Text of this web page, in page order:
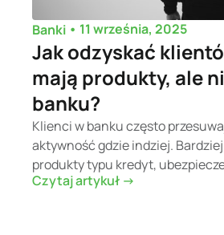
Banki • 11 września, 2025
Jak odzyskać
mają produkty, ale
banku?
Klienci w banku często
aktywność gdzie indziej.
produkty typu kredyt,
Czytaj artykuł ->